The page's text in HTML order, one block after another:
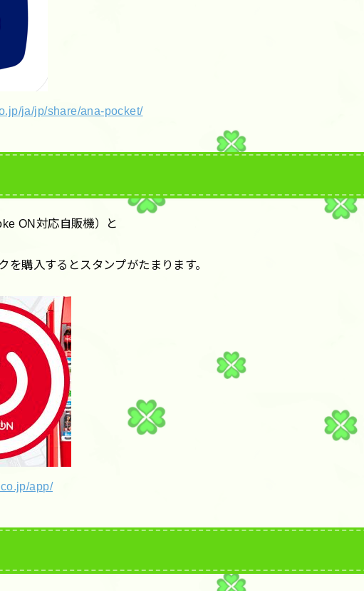
ja/jp/share/ana-pocket/
ON対応自販機）と
を購入するとスタンプがたまります。
app/